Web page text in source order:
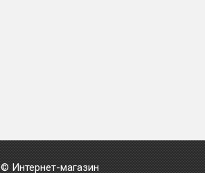
© Интернет-магазин